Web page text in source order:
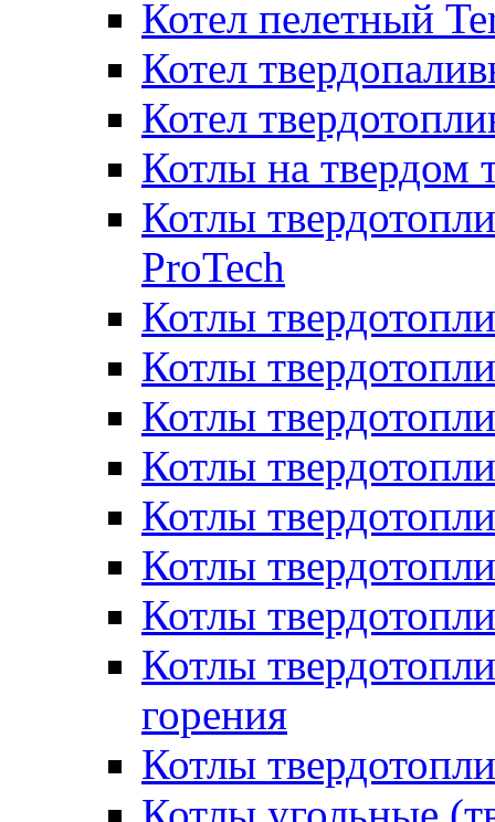
Котел пелетный
Котел
Котел
Котлы на твердом
Котлы
ProTech
Котлы
Котлы
Котлы
Котлы
Котлы
Котлы
Котлы
Котлы
горения
Котлы